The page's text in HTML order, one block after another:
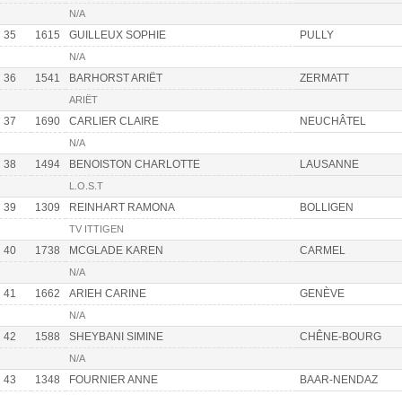
N/A
35 1615 GUILLEUX SOPHIE PULLY
N/A
36 1541 BARHORST ARIËT ZERMATT
ARIËT
37 1690 CARLIER CLAIRE NEUCHÂTEL
N/A
38 1494 BENOISTON CHARLOTTE LAUSANNE
L.O.S.T
39 1309 REINHART RAMONA BOLLIGEN
TV ITTIGEN
40 1738 MCGLADE KAREN CARMEL
N/A
41 1662 ARIEH CARINE GENÈVE
N/A
42 1588 SHEYBANI SIMINE CHÊNE-BOURG
N/A
43 1348 FOURNIER ANNE BAAR-NENDAZ